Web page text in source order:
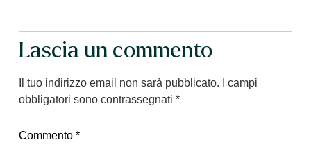
Lascia un commento
Il tuo indirizzo email non sarà pubblicato.
I campi
obbligatori sono contrassegnati *
Commento *